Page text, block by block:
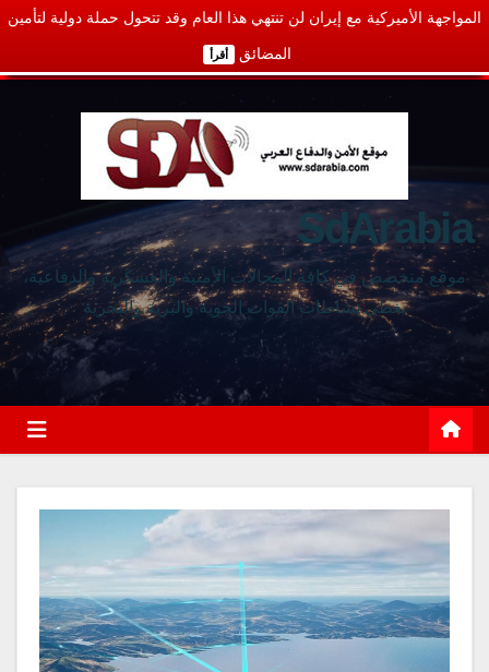
المواجهة الأميركية مع إيران لن تنتهي هذا العام وقد تتحول حملة دولية لتأمين
المضائق أقرأ
SdArabia
موقع متخصص في كافة المجالات الأمنية والعسكرية والدفاعية،
يغطي نشاطات القوات الجوية والبرية والبحرية